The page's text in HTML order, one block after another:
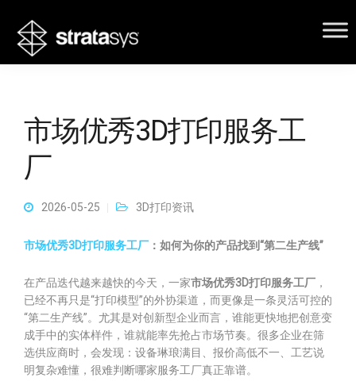
市场优秀3D打印服务工
厂
2026-05-25 3D打印资讯
市场优秀3D打印服务工厂 ：如何为你的产品找到“第二生产线”
在产品迭代越来越快的今天，一家市场优秀3D打印服务工厂 ，
已经不再只是“打印模型”的外协渠道，而更像是一条灵活可控的
“第二生产线”。尤其是对创新型企业而言，谁能更快地把创意变
成手中的实体样件，谁就能率先抢占市场节奏。很多企业在筛
选供应商时，会发现：设备琳琅满目、报价高低不一、工艺说
明复杂难懂，很难判断哪家服务工厂真正靠谱。